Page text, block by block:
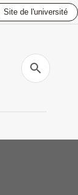
Site de l'université
Recherche